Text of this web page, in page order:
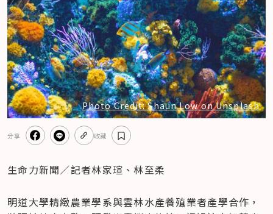
Photo Credit: Shaun Low on Unsplash
分享 收藏
生命力新聞／記者林家瑄、林至柔
明道大學精緻農業學系與雲林水產養殖業者產學合作，